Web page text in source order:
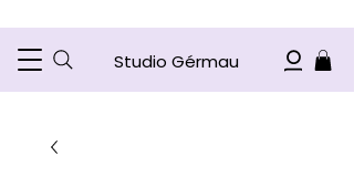
Studio Gérmau